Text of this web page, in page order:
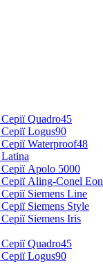
Quadro45
Logus90
Waterproof48
Apolo 5000
Aling-Conel Eon
Siemens Line
Siemens Style
Siemens Iris
Quadro45
Logus90